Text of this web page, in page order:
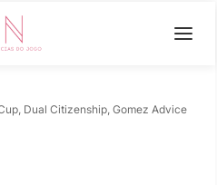
Dual Citizenship, Gomez Advice